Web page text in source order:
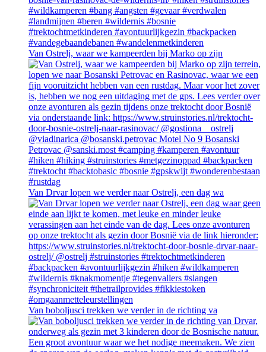
Van Ostrelj, waar we kampeerden bij Marko op zijn
Van Drvar lopen we verder naar Ostrelj, een dag wa
Van boboljusci trekken we verder in de richting va